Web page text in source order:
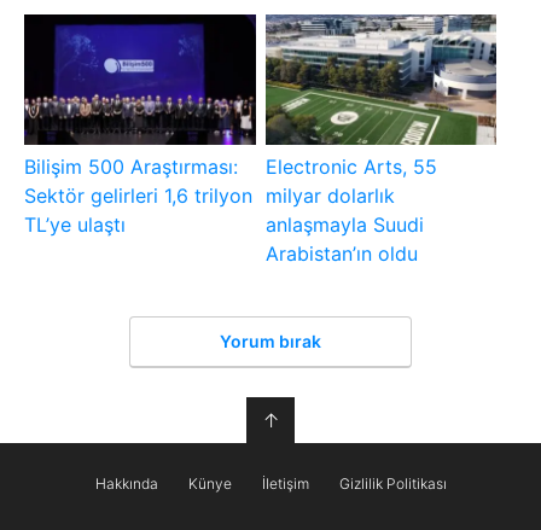
Bilişim 500 Araştırması:
Sektör gelirleri 1,6 trilyon
TL’ye ulaştı
Electronic Arts, 55
milyar dolarlık
anlaşmayla Suudi
Arabistan’ın oldu
Yorum bırak
↑
Hakkında Künye İletişim Gizlilik Politikası